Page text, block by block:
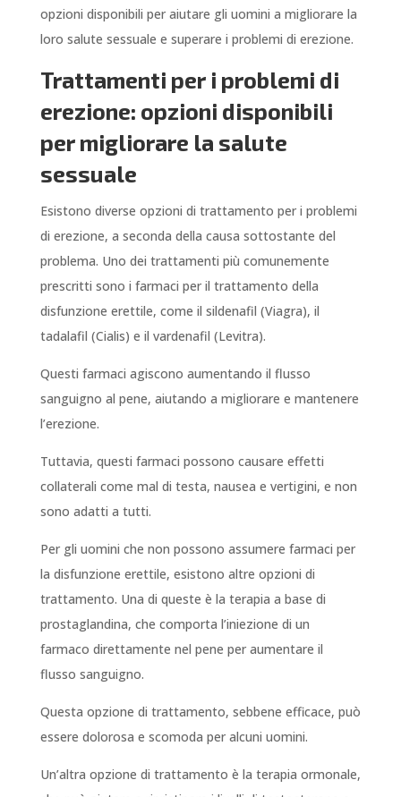
opzioni disponibili per aiutare gli uomini a migliorare la
loro salute sessuale e superare i problemi di erezione.
Trattamenti per i problemi di
erezione: opzioni disponibili
per migliorare la salute
sessuale
Esistono diverse opzioni di trattamento per i problemi
di erezione, a seconda della causa sottostante del
problema. Uno dei trattamenti più comunemente
prescritti sono i farmaci per il trattamento della
disfunzione erettile, come il sildenafil (Viagra), il
tadalafil (Cialis) e il vardenafil (Levitra).
Questi farmaci agiscono aumentando il flusso
sanguigno al pene, aiutando a migliorare e mantenere
l’erezione.
Tuttavia, questi farmaci possono causare effetti
collaterali come mal di testa, nausea e vertigini, e non
sono adatti a tutti.
Per gli uomini che non possono assumere farmaci per
la disfunzione erettile, esistono altre opzioni di
trattamento. Una di queste è la terapia a base di
prostaglandina, che comporta l’iniezione di un
farmaco direttamente nel pene per aumentare il
flusso sanguigno.
Questa opzione di trattamento, sebbene efficace, può
essere dolorosa e scomoda per alcuni uomini.
Un’altra opzione di trattamento è la terapia ormonale,